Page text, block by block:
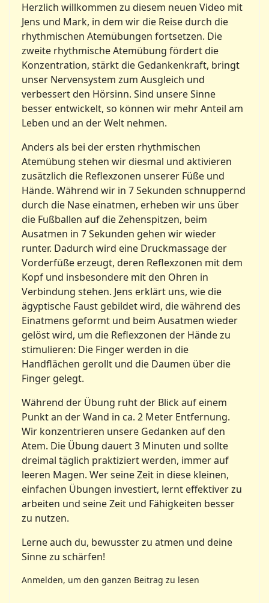
Herzlich willkommen zu diesem neuen Video mit
Jens und Mark, in dem wir die Reise durch die
rhythmischen Atemübungen fortsetzen. Die
zweite rhythmische Atemübung fördert die
Konzentration, stärkt die Gedankenkraft, bringt
unser Nervensystem zum Ausgleich und
verbessert den Hörsinn. Sind unsere Sinne
besser entwickelt, so können wir mehr Anteil am
Leben und an der Welt nehmen.
Anders als bei der ersten rhythmischen
Atemübung stehen wir diesmal und aktivieren
zusätzlich die Reflexzonen unserer Füße und
Hände. Während wir in 7 Sekunden schnuppernd
durch die Nase einatmen, erheben wir uns über
die Fußballen auf die Zehenspitzen, beim
Ausatmen in 7 Sekunden gehen wir wieder
runter. Dadurch wird eine Druckmassage der
Vorderfüße erzeugt, deren Reflexzonen mit dem
Kopf und insbesondere mit den Ohren in
Verbindung stehen. Jens erklärt uns, wie die
ägyptische Faust gebildet wird, die während des
Einatmens geformt und beim Ausatmen wieder
gelöst wird, um die Reflexzonen der Hände zu
stimulieren: Die Finger werden in die
Handflächen gerollt und die Daumen über die
Finger gelegt.
Während der Übung ruht der Blick auf einem
Punkt an der Wand in ca. 2 Meter Entfernung.
Wir konzentrieren unsere Gedanken auf den
Atem. Die Übung dauert 3 Minuten und sollte
dreimal täglich praktiziert werden, immer auf
leeren Magen. Wer seine Zeit in diese kleinen,
einfachen Übungen investiert, lernt effektiver zu
arbeiten und seine Zeit und Fähigkeiten besser
zu nutzen.
Lerne auch du, bewusster zu atmen und deine
Sinne zu schärfen!
Anmelden, um den ganzen Beitrag zu lesen